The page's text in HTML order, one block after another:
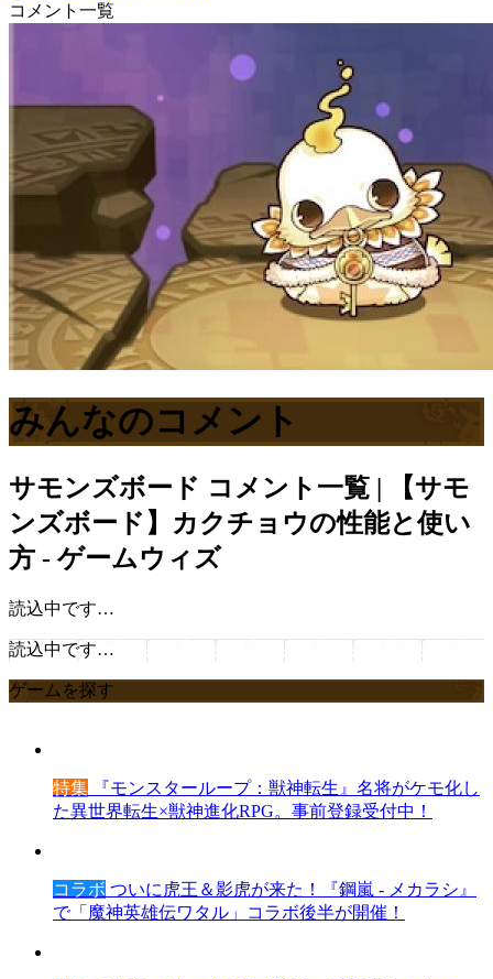
コメント一覧
みんなのコメント
サモンズボード コメント一覧 | 【サモ
ンズボード】カクチョウの性能と使い
方 - ゲームウィズ
読込中です…
読込中です…
ゲームを探す
特集 『モンスターループ：獣神転生』名将がケモ化し
た異世界転生×獣神進化RPG。事前登録受付中！
コラボ ついに虎王＆影虎が来た！『鋼嵐 - メカラシ』
で「魔神英雄伝ワタル」コラボ後半が開催！